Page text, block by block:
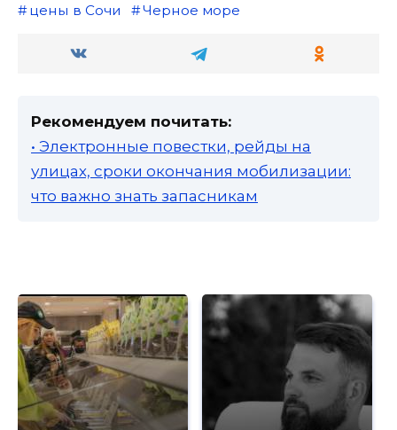
цены в Сочи
Черное море
Рекомендуем почитать:
• Электронные повестки, рейды на
улицах, сроки окончания мобилизации:
что важно знать запасникам